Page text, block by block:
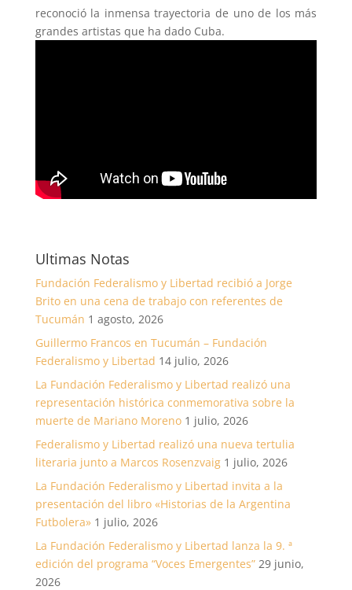
reconoció la inmensa trayectoria de uno de los más
grandes artistas que ha dado Cuba.
Ultimas Notas
Fundación Federalismo y Libertad recibió a Jorge
Brito en una cena de trabajo con referentes de
Tucumán 1 agosto, 2026
Guillermo Francos en Tucumán – Fundación
Federalismo y Libertad 14 julio, 2026
La Fundación Federalismo y Libertad realizó una
representación histórica conmemorativa sobre la
muerte de Mariano Moreno 1 julio, 2026
Federalismo y Libertad realizó una nueva tertulia
literaria junto a Marcos Rosenzvaig 1 julio, 2026
La Fundación Federalismo y Libertad invita a la
presentación del libro «Historias de la Argentina
Futbolera» 1 julio, 2026
La Fundación Federalismo y Libertad lanza la 9. ª
edición del programa “Voces Emergentes” 29 junio,
2026